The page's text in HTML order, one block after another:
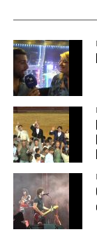
6º DÍA DE
hace 5 días